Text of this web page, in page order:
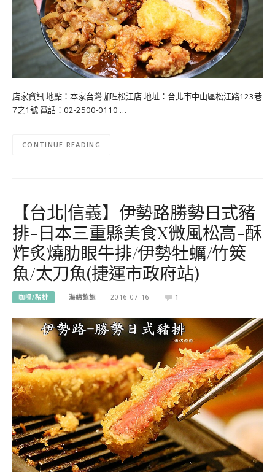
店家資訊 地點：本家台灣咖哩松江店 地址：台北市中山區松江路123巷
7之1號 電話：02-2500-0110 …
CONTINUE READING
【台北|信義】伊勢路勝勢日式豬
排-日本三重縣美食X微風松高-酥
炸炙燒肋眼牛排/伊勢牡蠣/竹筴
魚/太刀魚(捷運市政府站)
咖哩/豬排 海綿飽飽 2016-07-16 1